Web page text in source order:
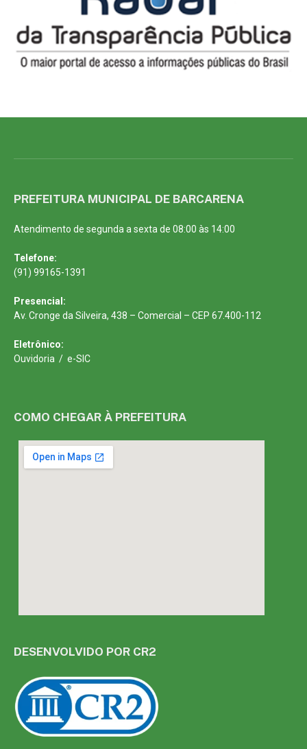
PREFEITURA MUNICIPAL DE BARCARENA
Atendimento de segunda a sexta de 08:00 às 14:00
Telefone:
(91) 99165-1391
Presencial:
Av. Cronge da Silveira, 438 – Comercial – CEP 67.400-112
Eletrônico:
Ouvidoria / e-SIC
COMO CHEGAR À PREFEITURA
DESENVOLVIDO POR CR2